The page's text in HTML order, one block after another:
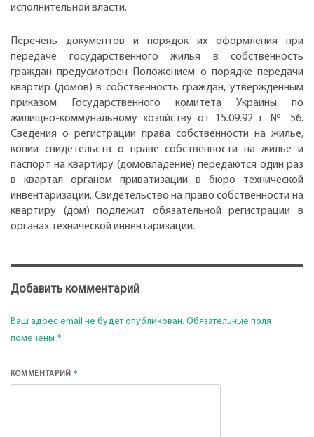
исполнительной власти.
Перечень документов и порядок их оформления при
передаче государственного жилья в собственность
граждан предусмотрен Положением о порядке передачи
квартир (домов) в собственность граждан, утвержденным
приказом Государственного комитета Украины по
жилищно-коммунальному хозяйству от 15.09.92 г. № 56.
Сведения о регистрации права собственности на жилье,
копии свидетельств о праве собственности на жилье и
паспорт на квартиру (домовладение) передаются один раз
в квартал органом приватизации в бюро технической
инвентаризации. Свидетельство на право собственности на
квартиру (дом) подлежит обязательной регистрации в
органах технической инвентаризации.
Добавить комментарий
Ваш адрес email не будет опубликован. Обязательные поля
помечены *
КОММЕНТАРИЙ*